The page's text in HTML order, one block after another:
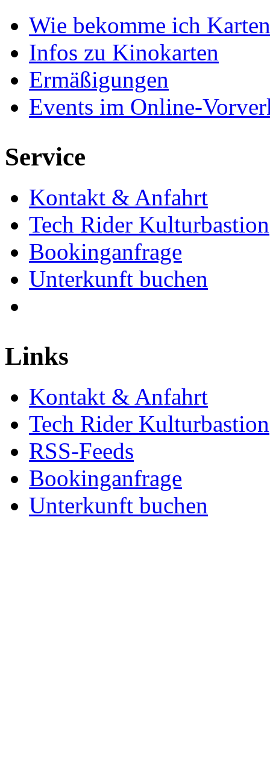
Wie bekomme ich
Infos zu Kinokarten
Ermäßigungen
Events im Online-
Service
Kontakt & Anfahrt
Tech Rider Kulturbastion
Bookinganfrage
Unterkunft buchen
Links
Kontakt & Anfahrt
Tech Rider Kulturbastion
RSS-Feeds
Bookinganfrage
Unterkunft buchen